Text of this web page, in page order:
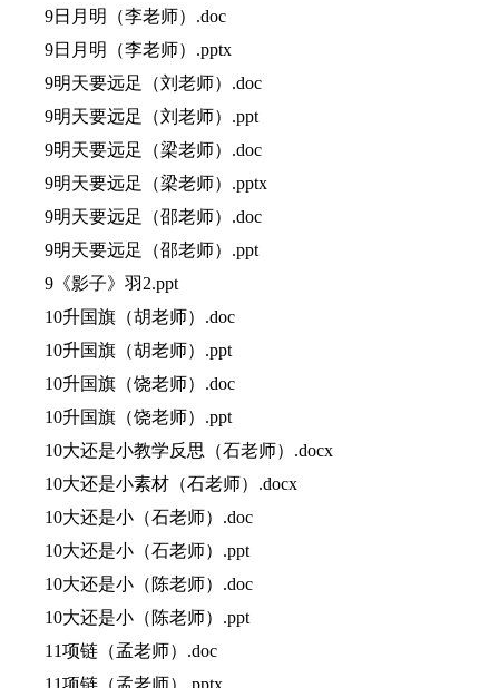
9日月明（李老师）.doc
9日月明（李老师）.pptx
9明天要远足（刘老师）.doc
9明天要远足（刘老师）.ppt
9明天要远足（梁老师）.doc
9明天要远足（梁老师）.pptx
9明天要远足（邵老师）.doc
9明天要远足（邵老师）.ppt
9《影子》羽2.ppt
10升国旗（胡老师）.doc
10升国旗（胡老师）.ppt
10升国旗（饶老师）.doc
10升国旗（饶老师）.ppt
10大还是小教学反思（石老师）.docx
10大还是小素材（石老师）.docx
10大还是小（石老师）.doc
10大还是小（石老师）.ppt
10大还是小（陈老师）.doc
10大还是小（陈老师）.ppt
11项链（孟老师）.doc
11项链（孟老师）.pptx